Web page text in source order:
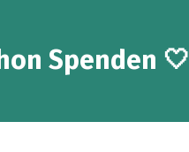
22
Spenden 🤍